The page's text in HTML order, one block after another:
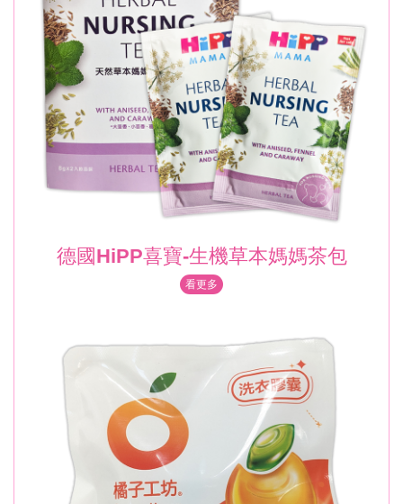
德國HiPP喜寶-生機草本媽媽茶包
看更多